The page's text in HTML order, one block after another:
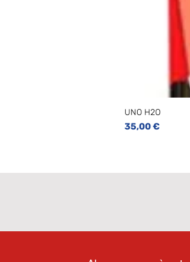
UNO H2O
Prix
35,00 €